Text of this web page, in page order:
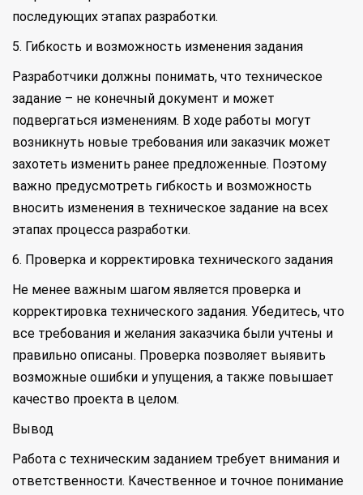
последующих этапах разработки.
5. Гибкость и возможность изменения задания
Разработчики должны понимать, что техническое
задание – не конечный документ и может
подвергаться изменениям. В ходе работы могут
возникнуть новые требования или заказчик может
захотеть изменить ранее предложенные. Поэтому
важно предусмотреть гибкость и возможность
вносить изменения в техническое задание на всех
этапах процесса разработки.
6. Проверка и корректировка технического задания
Не менее важным шагом является проверка и
корректировка технического задания. Убедитесь, что
все требования и желания заказчика были учтены и
правильно описаны. Проверка позволяет выявить
возможные ошибки и упущения, а также повышает
качество проекта в целом.
Вывод
Работа с техническим заданием требует внимания и
ответственности. Качественное и точное понимание